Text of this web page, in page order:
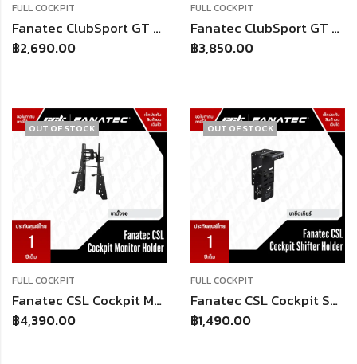
FULL COCKPIT
Fanatec ClubSport GT Cockpit DD Front Mount | สำหรับฐาน DD Front Mount แบรนด์อื่น | เหล็ก 5mm | สีดำ
฿2,690.00
FULL COCKPIT
Fanatec ClubSport GT Cockpit PC Tray | ถาดวาง PC/Console ปรับความลึกได้ | 520x300mm | โครงเหล็ก
฿3,850.00
OUT OF STOCK
FULL COCKPIT
Fanatec CSL Cockpit Monitor Holder | สำหรับ CSL Cockpit | ปรับสูง + ปรับซ้ายขวา | มีแกนค้ำเพิ่มความนิ่ง
฿4,390.00
OUT OF STOCK
FULL COCKPIT
Fanatec CSL Cockpit Shifter Holder | สำหรับ CSL Cockpit | รองรับ Fanatec Shifters | ปรับสูง + ปรับซ้ายขวา
฿1,490.00